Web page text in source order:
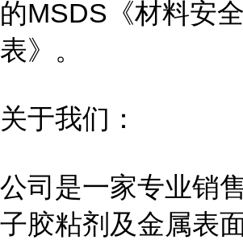
的MSDS《材料安
表》。
关于我们：
公司是一家专业销
子胶粘剂及金属表